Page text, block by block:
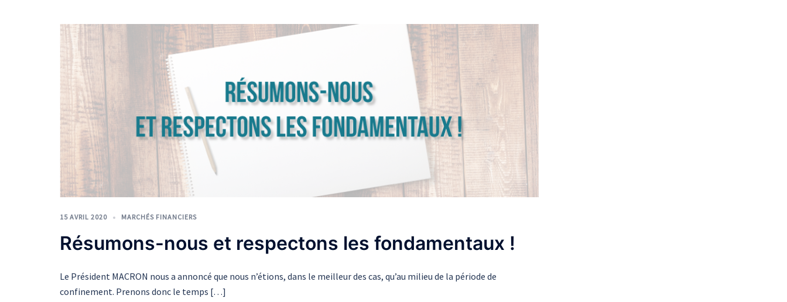
15 AVRIL 2020 MARCHÉS FINANCIERS
Résumons-nous et respectons les fondamentaux !
Le Président MACRON nous a annoncé que nous n’étions, dans le meilleur des cas, qu’au milieu de la période de
confinement. Prenons donc le temps […]